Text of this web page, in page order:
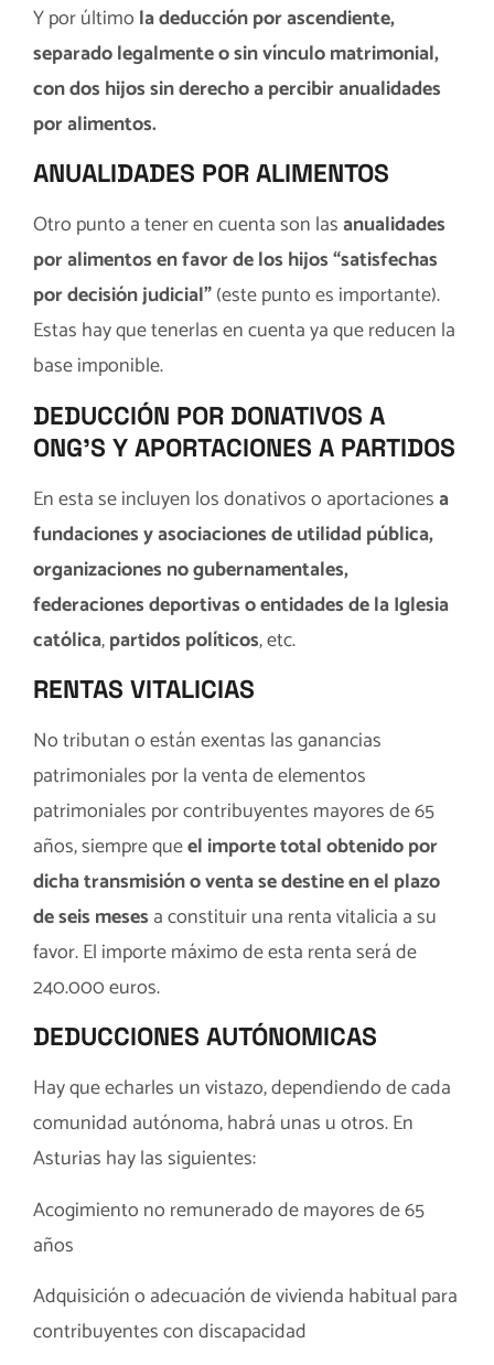
Y por último la deducción por ascendiente,
separado legalmente o sin vínculo matrimonial,
con dos hijos sin derecho a percibir anualidades
por alimentos.
ANUALIDADES POR ALIMENTOS
Otro punto a tener en cuenta son lasanualidades
por alimentos en favor de los hijos “satisfechas
por decisión judicial”(este punto es importante).
Estas hay que tenerlas en cuenta ya que reducen la
base imponible.
DEDUCCIÓN POR DONATIVOS A
ONG’S Y APORTACIONES A PARTIDOS
En esta se incluyen los donativos o aportacionesa
fundaciones y asociaciones de utilidad pública,
organizaciones no gubernamentales,
federaciones deportivas o entidades de la Iglesia
católica,partidos políticos, etc.
RENTAS VITALICIAS
No tributan o están exentas las ganancias
patrimoniales por la venta de elementos
patrimoniales por contribuyentes mayores de 65
años, siempre queel importe total obtenido por
dicha transmisión o venta se destine en el plazo
de seis meses a constituir una renta vitalicia a su
favor. El importe máximo de esta renta será de
240.000 euros.
DEDUCCIONES AUTÓNOMICAS
Hay que echarles un vistazo, dependiendo de cada
comunidad autónoma, habrá unas u otros. En
Asturias hay las siguientes:
Acogimiento no remunerado de mayores de 65
años
Adquisición o adecuación de vivienda habitual para
contribuyentes con discapacidad